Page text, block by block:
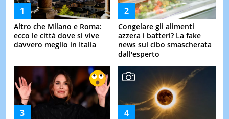
Altro che Milano e Roma:
ecco le città dove si vive
davvero meglio in Italia
Congelare gli alimenti
azzera i batteri? La fake
news sul cibo smascherata
dall'esperto